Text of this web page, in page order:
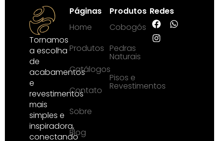
Tornamos
a escolha
de
acabamentos
e
revestimentos
mais
simples e
inspiradora,
conectando
Páginas
Home
Produtos
Catálogos
Contato
Sobre
Blog
Produtos
Cobogós
Pedras
Naturais
Pisos e
Revestimentos
Redes